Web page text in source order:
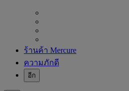
ร้านค้า Mercure
ความภักดี
อีก